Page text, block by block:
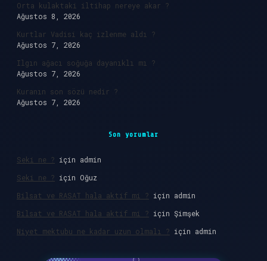
Orta kulaktaki iltihap nereye akar ?
Ağustos 8, 2026
Kurtlar Vadisi kaç izlenme aldı ?
Ağustos 7, 2026
Ilgın ağacı soğuğa dayanıklı mı ?
Ağustos 7, 2026
Kuranın son sözü nedir ?
Ağustos 7, 2026
Son yorumlar
Seki ne ? için admin
Seki ne ? için Oğuz
Bilsat ve RASAT hala aktif mi ? için admin
Bilsat ve RASAT hala aktif mi ? için Şimşek
Niyet mektubu ne kadar uzun olmalı ? için admin